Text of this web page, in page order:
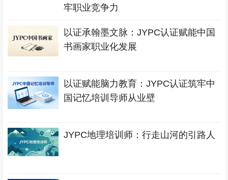
牢职业竞争力
以证承翰墨文脉：JYPC认证赋能中国
书画家职业化发展
以证赋能脑力教育：JYPC认证筑牢中
国记忆培训导师从业壁
JYPC地理培训师：行走山河的引路人